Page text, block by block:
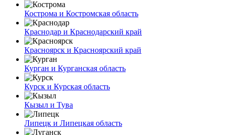
Кострома и Костромская область
Краснодар и Краснодарский край
Красноярск и Красноярский край
Курган и Курганская область
Курск и Курская область
Кызыл и Тува
Липецк и Липецкая область